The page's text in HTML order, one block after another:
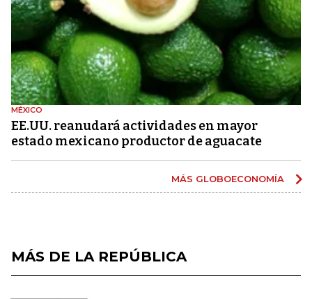
MÉXICO
EE.UU. reanudará actividades en mayor
estado mexicano productor de aguacate
MÁS GLOBOECONOMÍA
MÁS DE LA REPÚBLICA